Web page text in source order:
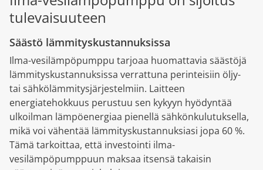
tulevaisuuteen
Säästö lämmityskustannuksissa
Ilma-vesilämpöpumppu tarjoaa huomattavia säästöjä
lämmityskustannuksissa verrattuna perinteisiin öljy-
tai sähkölämmitysjärjestelmiin. Laitteen
energiatehokkuus perustuu sen kykyyn hyödyntää
ulkoilman lämpöenergiaa pienellä sähkönkulutuksella,
mikä voi vähentää lämmityskustannuksiasi jopa 60 %.
Tämä tarkoittaa, että investointi ilma-
vesilämpöpumppuun maksaa itsensä takaisin